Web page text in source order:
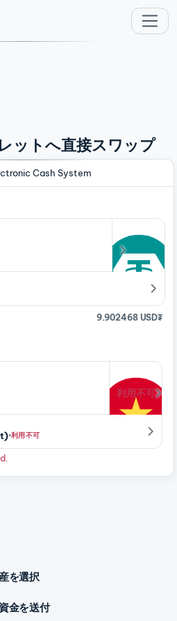
ットへ直接スワップ
Cash System
9.902468 USD₮
利用不可
·利用不可
を選択
金を送付